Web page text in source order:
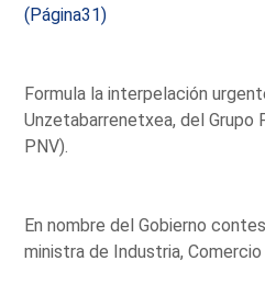
(Página31)
Formula la interpelación
Unzetabarrenetxea, del Grupo
PNV).
En nombre del Gobierno
ministra de Industria,